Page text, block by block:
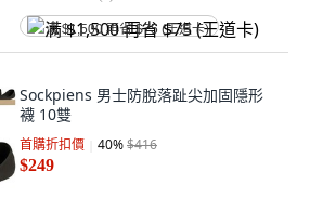
满 $1,500 再省 $75 (王道卡)
Sockpiens 男士防脫落趾尖加固隱形
襪 10雙
首購折扣價 40%$416
$249